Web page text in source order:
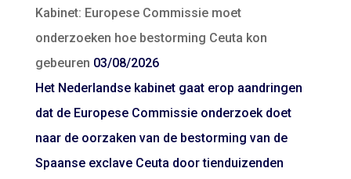
Kabinet: Europese Commissie moet
onderzoeken hoe bestorming Ceuta kon
gebeuren 03/08/2026
Het Nederlandse kabinet gaat erop aandringen
dat de Europese Commissie onderzoek doet
naar de oorzaken van de bestorming van de
Spaanse exclave Ceuta door tienduizenden